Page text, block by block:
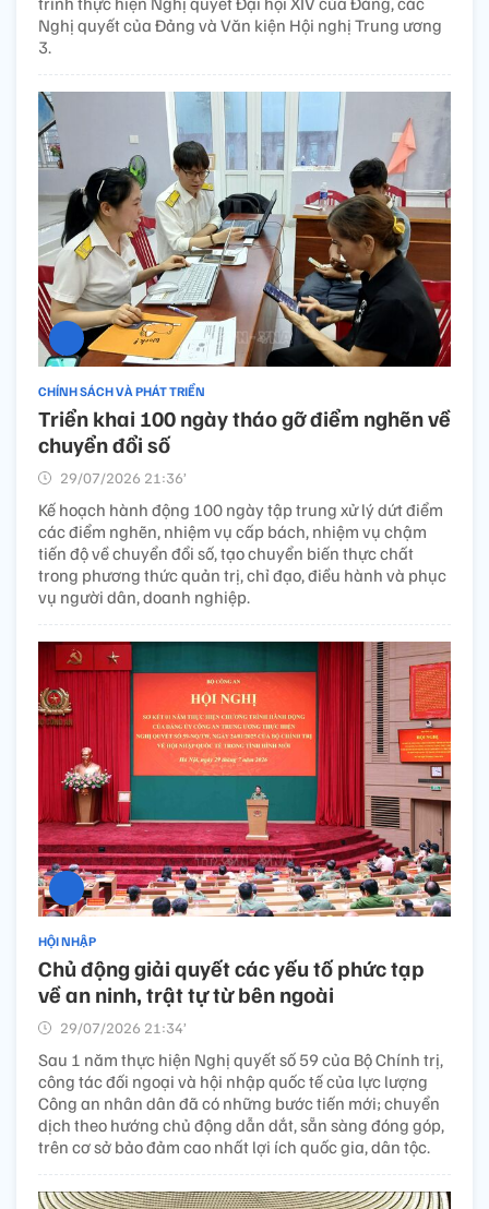
Nghị quyết của Đảng và Văn kiện Hội nghị Trung ương
3.
CHÍNH SÁCH VÀ PHÁT TRIỂN
Triển khai 100 ngày tháo gỡ điểm nghẽn về
chuyển đổi số
29/07/2026 21:36’
Kế hoạch hành động 100 ngày tập trung xử lý dứt điểm
các điểm nghẽn, nhiệm vụ cấp bách, nhiệm vụ chậm
tiến độ về chuyển đổi số, tạo chuyển biến thực chất
trong phương thức quản trị, chỉ đạo, điều hành và phục
vụ người dân, doanh nghiệp.
HỘI NHẬP
Chủ động giải quyết các yếu tố phức tạp
về an ninh, trật tự từ bên ngoài
29/07/2026 21:34’
Sau 1 năm thực hiện Nghị quyết số 59 của Bộ Chính trị,
công tác đối ngoại và hội nhập quốc tế của lực lượng
Công an nhân dân đã có những bước tiến mới; chuyển
dịch theo hướng chủ động dẫn dắt, sẵn sàng đóng góp,
trên cơ sở bảo đảm cao nhất lợi ích quốc gia, dân tộc.